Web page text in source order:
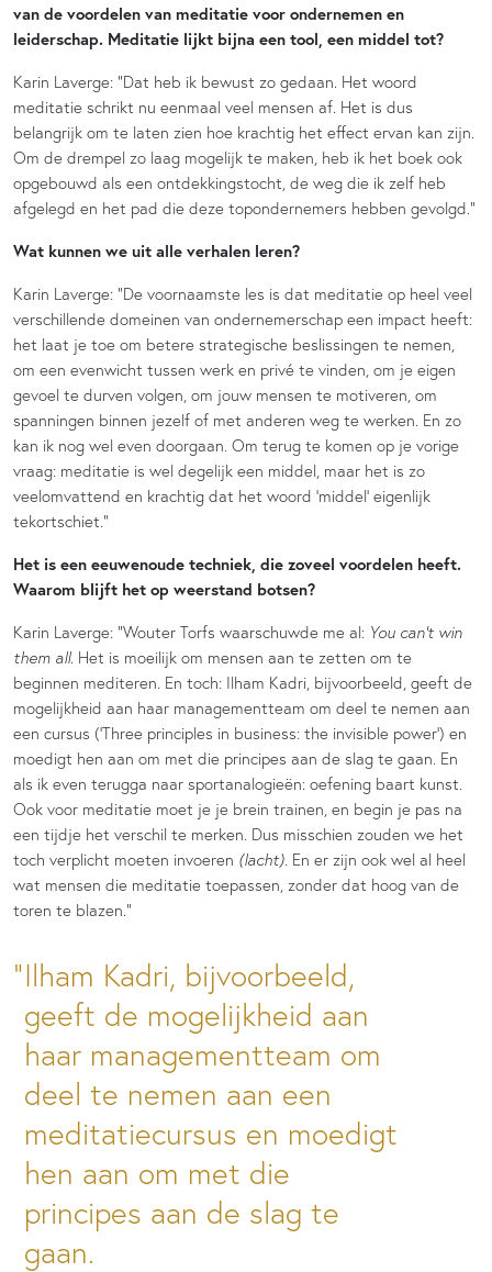
van de voordelen van meditatie voor ondernemen en
leiderschap. Meditatie lijkt bijna een tool, een middel tot?
Karin Laverge: “Dat heb ik bewust zo gedaan. Het woord
meditatie schrikt nu eenmaal veel mensen af. Het is dus
belangrijk om te laten zien hoe krachtig het effect ervan kan zijn.
Om de drempel zo laag mogelijk te maken, heb ik het boek ook
opgebouwd als een ontdekkingstocht, de weg die ik zelf heb
afgelegd en het pad die deze topondernemers hebben gevolgd.”
Wat kunnen we uit alle verhalen leren?
Karin Laverge: “De voornaamste les is dat meditatie op heel veel
verschillende domeinen van ondernemerschap een impact heeft:
het laat je toe om betere strategische beslissingen te nemen,
om een evenwicht tussen werk en privé te vinden, om je eigen
gevoel te durven volgen, om jouw mensen te motiveren, om
spanningen binnen jezelf of met anderen weg te werken. En zo
kan ik nog wel even doorgaan. Om terug te komen op je vorige
vraag: meditatie is wel degelijk een middel, maar het is zo
veelomvattend en krachtig dat het woord ‘middel’ eigenlijk
tekortschiet.”
Het is een eeuwenoude techniek, die zoveel voordelen heeft.
Waarom blijft het op weerstand botsen?
Karin Laverge: “Wouter Torfs waarschuwde me al: You can’t win
them all. Het is moeilijk om mensen aan te zetten om te
beginnen mediteren. En toch: Ilham Kadri, bijvoorbeeld, geeft de
mogelijkheid aan haar managementteam om deel te nemen aan
een cursus (‘Three principles in business: the invisible power’) en
moedigt hen aan om met die principes aan de slag te gaan. En
als ik even terugga naar sportanalogieën: oefening baart kunst.
Ook voor meditatie moet je je brein trainen, en begin je pas na
een tijdje het verschil te merken. Dus misschien zouden we het
toch verplicht moeten invoeren (lacht) . En er zijn ook wel al heel
wat mensen die meditatie toepassen, zonder dat hoog van de
toren te blazen.”
Ilham Kadri, bijvoorbeeld,
geeft de mogelijkheid aan
haar managementteam om
deel te nemen aan een
meditatiecursus en moedigt
hen aan om met die
principes aan de slag te
gaan.